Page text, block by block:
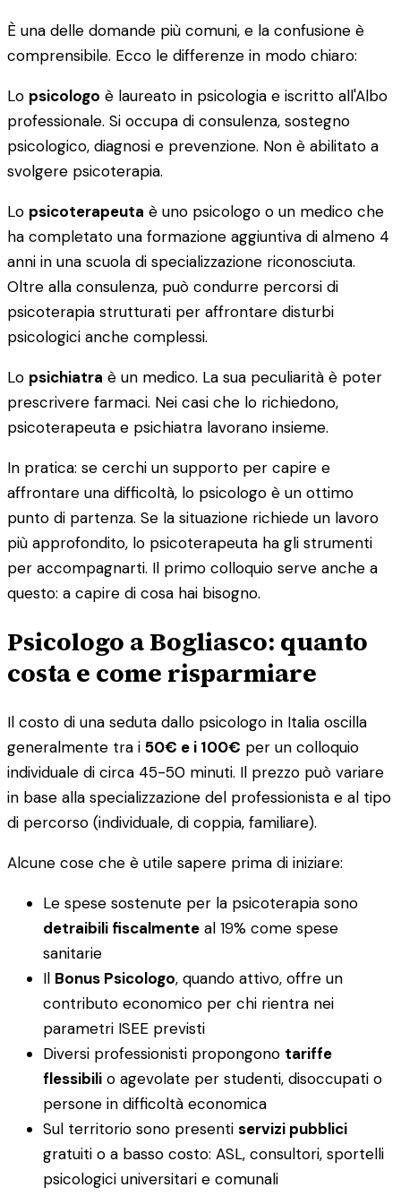
È una delle domande più comuni, e la confusione è
comprensibile. Ecco le differenze in modo chiaro:
Lo psicologo è laureato in psicologia e iscritto all'Albo
professionale. Si occupa di consulenza, sostegno
psicologico, diagnosi e prevenzione. Non è abilitato a
svolgere psicoterapia.
Lo psicoterapeuta è uno psicologo o un medico che
ha completato una formazione aggiuntiva di almeno 4
anni in una scuola di specializzazione riconosciuta.
Oltre alla consulenza, può condurre percorsi di
psicoterapia strutturati per affrontare disturbi
psicologici anche complessi.
Lo psichiatra è un medico. La sua peculiarità è poter
prescrivere farmaci. Nei casi che lo richiedono,
psicoterapeuta e psichiatra lavorano insieme.
In pratica: se cerchi un supporto per capire e
affrontare una difficoltà, lo psicologo è un ottimo
punto di partenza. Se la situazione richiede un lavoro
più approfondito, lo psicoterapeuta ha gli strumenti
per accompagnarti. Il primo colloquio serve anche a
questo: a capire di cosa hai bisogno.
Psicologo a Bogliasco: quanto
costa e come risparmiare
Il costo di una seduta dallo psicologo in Italia oscilla
generalmente tra i 50€ e i 100€ per un colloquio
individuale di circa 45-50 minuti. Il prezzo può variare
in base alla specializzazione del professionista e al tipo
di percorso (individuale, di coppia, familiare).
Alcune cose che è utile sapere prima di iniziare:
Le spese sostenute per la psicoterapia sono
detraibili fiscalmente al 19% come spese
sanitarie
Il Bonus Psicologo, quando attivo, offre un
contributo economico per chi rientra nei
parametri ISEE previsti
Diversi professionisti propongono tariffe
flessibili o agevolate per studenti, disoccupati o
persone in difficoltà economica
Sul territorio sono presenti servizi pubblici
gratuiti o a basso costo: ASL, consultori, sportelli
psicologici universitari e comunali